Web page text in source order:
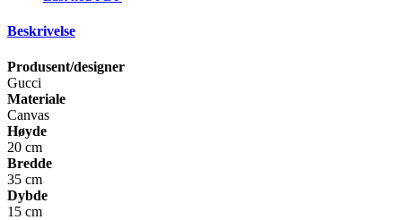
Beskrivelse
Produsent/designer
Gucci
Materiale
Canvas
Høyde
20 cm
Bredde
35 cm
Dybde
15 cm